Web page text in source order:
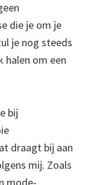
die je om je
je nog steeds
halen om een
bij
draagt bij aan
mij. Zoals